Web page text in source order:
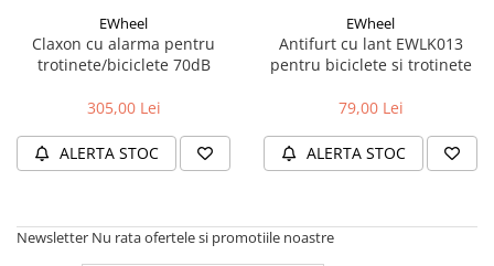
EWheel
Claxon cu alarma pentru
trotinete/biciclete 70dB
305,00 Lei
ALERTA STOC
EWheel
Antifurt cu lant EWLK013
pentru biciclete si trotinete
79,00 Lei
ALERTA STOC
Newsletter Nu rata ofertele si promotiile noastre